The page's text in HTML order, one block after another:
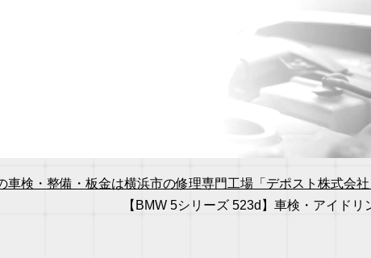
車検・整備・板金は横浜市の修理専門工場「デポスト株式会
【BMW 5シリーズ 523d】車検・アイド